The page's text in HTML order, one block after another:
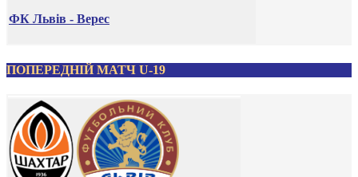
ФК Львів - Верес
ПОПЕРЕДНІЙ МАТЧ U-19